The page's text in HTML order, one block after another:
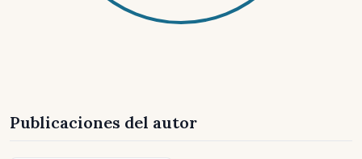
Publicaciones del autor